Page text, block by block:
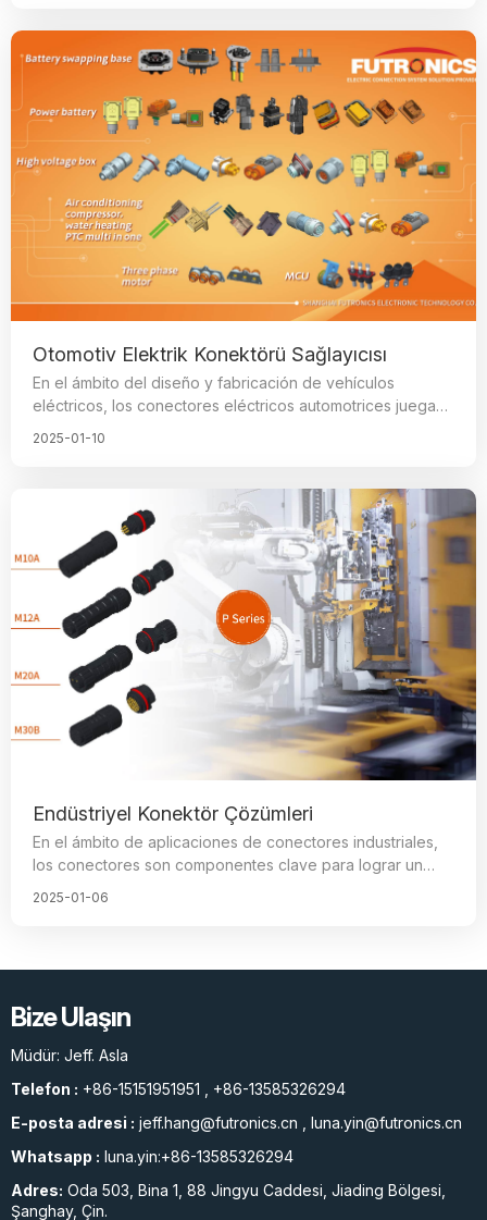
Otomotiv Elektrik Konektörü Sağlayıcısı
En el ámbito del diseño y fabricación de vehículos
eléctricos, los conectores eléctricos automotrices juegan
tienen un impacto significativo en el rendimiento general
del vehículo.
2025-01-10
Endüstriyel Konektör Çözümleri
En el ámbito de aplicaciones de conectores industriales,
los conectores son componentes clave para lograr un
2025-01-06
Bize Ulaşın
Müdür: Jeff. Asla
Telefon : +86-15151951951
+86-13585326294
E-posta adresi : jeff.hang@futronics.cn
luna.yin@futronics.cn
Whatsapp : luna.yin:+86-13585326294
Adres: Oda 503, Bina 1, 88 Jingyu Caddesi, Jiading Bölgesi,
Şanghay, Çin.